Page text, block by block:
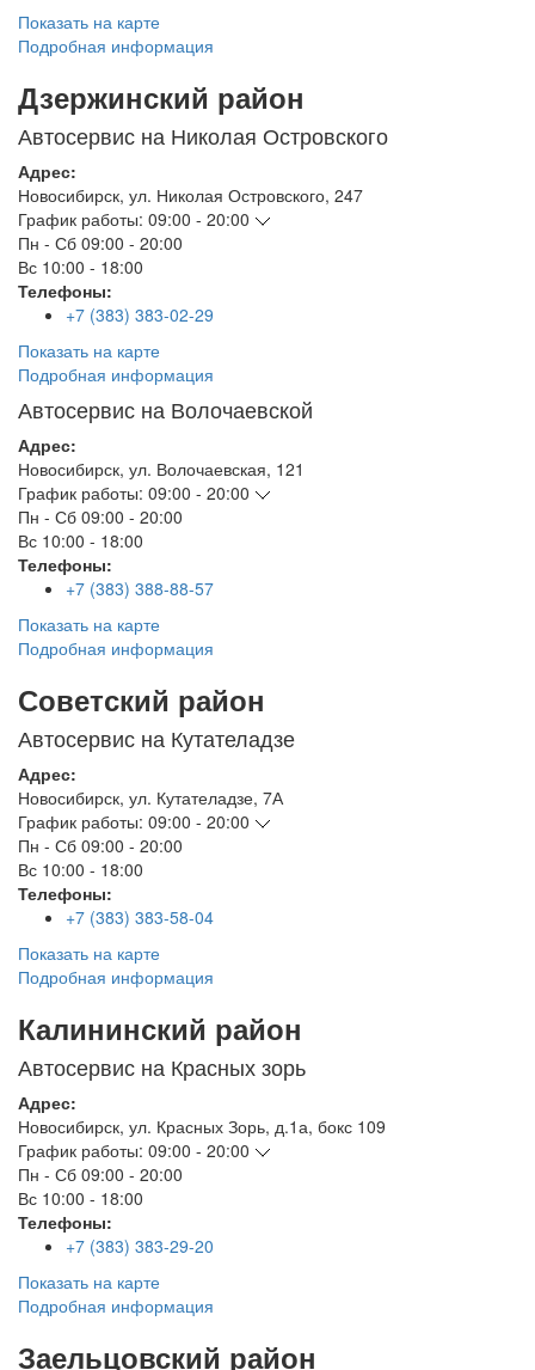
Показать на карте
Подробная информация
Дзержинский район
Автосервис на Николая Островского
Адрес:
Новосибирск, ул. Николая Островского, 247
График работы: 09:00 - 20:00
Пн - Сб 09:00 - 20:00
Вс 10:00 - 18:00
Телефоны:
+7 (383) 383-02-29
Показать на карте
Подробная информация
Автосервис на Волочаевской
Адрес:
Новосибирск, ул. Волочаевская, 121
График работы: 09:00 - 20:00
Пн - Сб 09:00 - 20:00
Вс 10:00 - 18:00
Телефоны:
+7 (383) 388-88-57
Показать на карте
Подробная информация
Советский район
Автосервис на Кутателадзе
Адрес:
Новосибирск, ул. Кутателадзе, 7А
График работы: 09:00 - 20:00
Пн - Сб 09:00 - 20:00
Вс 10:00 - 18:00
Телефоны:
+7 (383) 383-58-04
Показать на карте
Подробная информация
Калининский район
Автосервис на Красных зорь
Адрес:
Новосибирск, ул. Красных Зорь, д.1а, бокс 109
График работы: 09:00 - 20:00
Пн - Сб 09:00 - 20:00
Вс 10:00 - 18:00
Телефоны:
+7 (383) 383-29-20
Показать на карте
Подробная информация
Заельцовский район